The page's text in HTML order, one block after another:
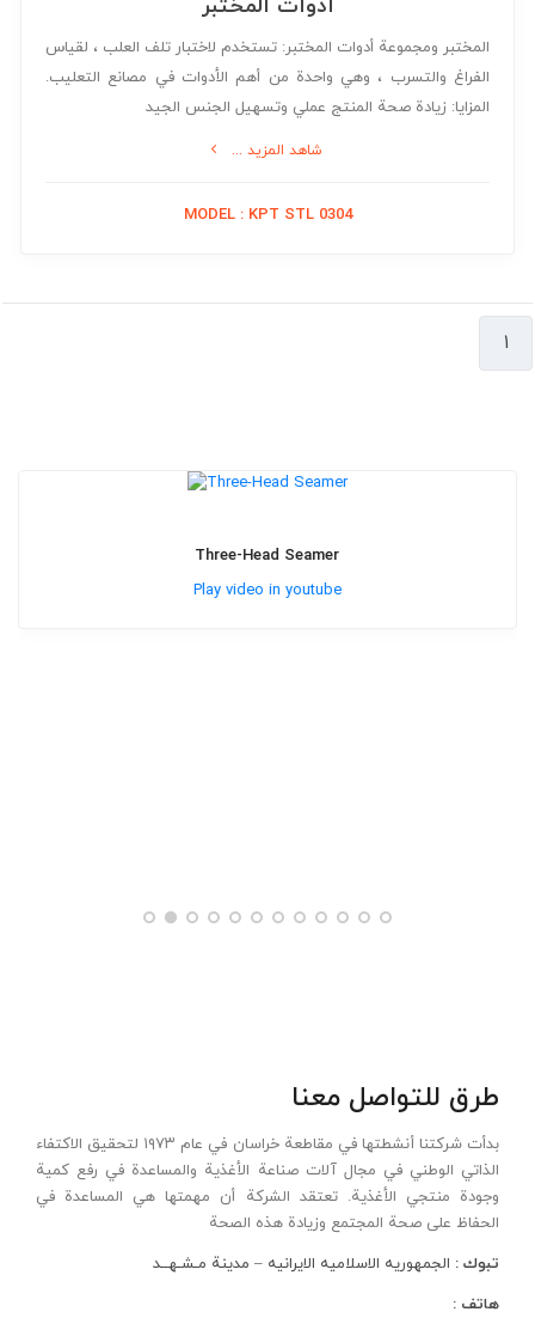
أدوات المختبر
المختبر ومجموعة أدوات المختبر: تستخدم لاختبار تلف العلب ، لقياس
الفراغ والتسرب ، وهي واحدة من أهم الأدوات في مصانع التعليب.
المزايا: زيادة صحة المنتج عملي وتسهيل الجنس الجيد
شاهد المزيد ...
MODEL : KPT STL 0304
۱
Three-Head Seamer
Play video in youtube
طرق للتواصل معنا
بدأت شركتنا أنشطتها في مقاطعة خراسان في عام ۱۹۷۳ لتحقيق الاكتفاء
الذاتي الوطني في مجال آلات صناعة الأغذية والمساعدة في رفع كمية
وجودة منتجي الأغذية. تعتقد الشركة أن مهمتها هي المساعدة في
الحفاظ على صحة المجتمع وزيادة هذه الصحة
تبوك : الجمهوریه الاسلامیه الایرانیه – مدینة مـشـهــد
هاتف :